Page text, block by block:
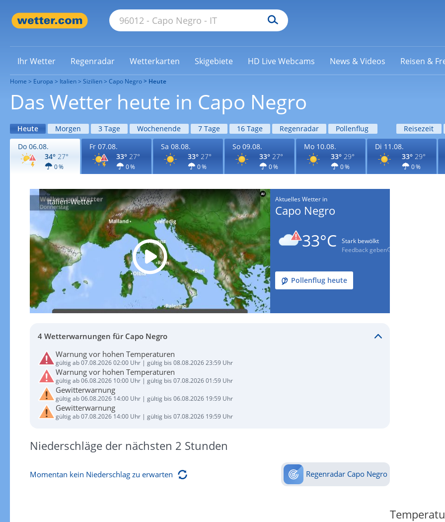
Ihr Wetter Regenradar Wetterkarten Skigebiete HD Live Webcams News & Videos Reisen &
Home Europa Italien Sizilien Capo Negro Heute
Das Wetter heute in Capo Negro
Heute Morgen 3 Tage Wochenende 7 Tage 16 Tage Regenradar Pollenflug Reisezeit
Do 06.08.
34° 27°
0 %
Fr 07.08.
33° 27°
0 %
Sa 08.08.
33° 27°
0 %
So 09.08.
33° 27°
0 %
Mo 10.08.
33° 29°
0 %
Di 11.08.
33° 29°
0 %
Italien-Wetter Aktuelles Wetter in
Capo Negro
33°C
Stark bewölkt
Feedback geben
Pollenflug heute
4 Wetterwarnungen für Capo Negro
Warnung vor hohen Temperaturen
gültig ab 07.08.2026 02:00 Uhr | gültig bis 08.08.2026 23:59 Uhr
Warnung vor hohen Temperaturen
gültig ab 06.08.2026 10:00 Uhr | gültig bis 07.08.2026 01:59 Uhr
Gewitterwarnung
gültig ab 06.08.2026 14:00 Uhr | gültig bis 06.08.2026 19:59 Uhr
Gewitterwarnung
gültig ab 07.08.2026 14:00 Uhr | gültig bis 07.08.2026 19:59 Uhr
Niederschläge der nächsten 2 Stunden
Momentan kein Niederschlag zu erwarten Regenradar Capo Negro